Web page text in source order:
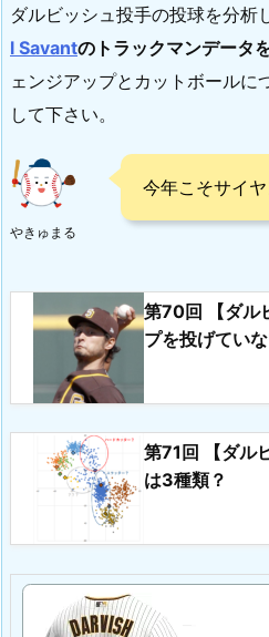
ダルビッシュ投手の投球を分析
l Savantのトラックマンデータ
ェンジアップとカットボールに
して下さい。
やきゅまる
今年こそサイ
第70回 【ダル
プを投げてい
第71回 【ダル
は3種類？